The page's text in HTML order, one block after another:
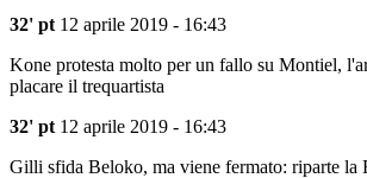
32' pt 12 aprile 2019 - 16:43
Kone protesta molto per un fallo su Montiel,
placare il trequartista
32' pt 12 aprile 2019 - 16:43
Gilli sfida Beloko, ma viene fermato: riparte la